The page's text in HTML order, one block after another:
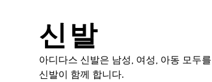
신발
아디다스 신발은 남성, 여성, 아동 모두
신발이 함께 합니다.